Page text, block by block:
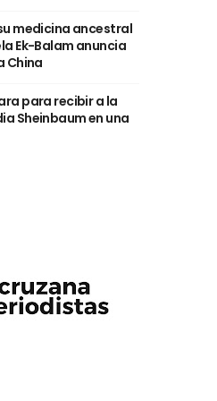
medicina ancestral
Ek-Balam anuncia
China
para recibir a la
Sheinbaum en una